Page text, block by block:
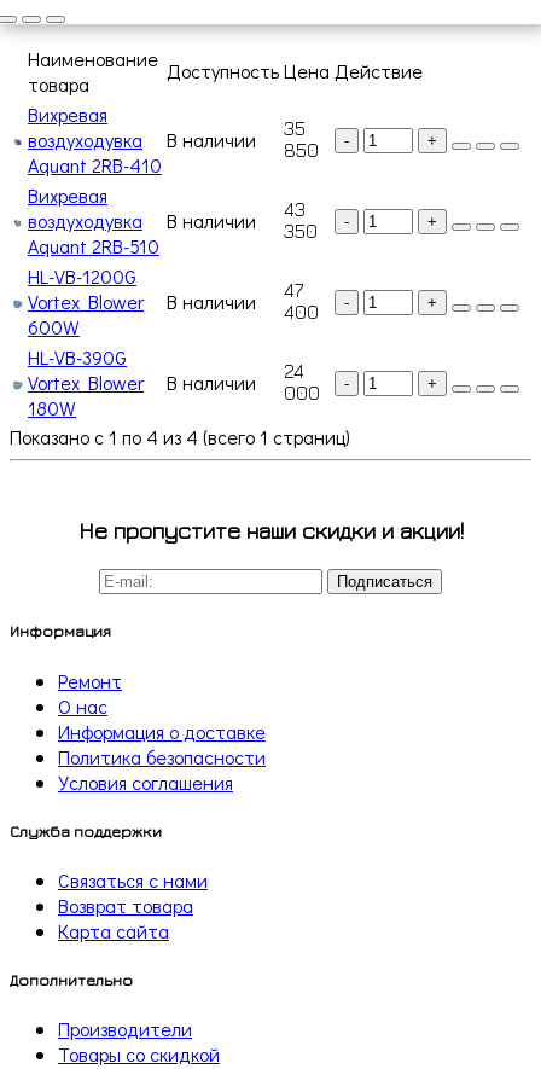
Наименование
товара
ДоступностьЦена Действие
Вихревая
воздуходувка
Aquant 2RB-410
В наличии
35
850
- +
Вихревая
воздуходувка
Aquant 2RB-510
В наличии
43
350
- +
HL-VB-1200G
Vortex Blower
600W
В наличии
47
400
- +
HL-VB-390G
Vortex Blower
180W
В наличии
24
000
- +
Показано с 1 по 4 из 4 (всего 1 страниц)
Не пропустите наши скидки и акции!
Подписаться
Информация
Ремонт
О нас
Информация о доставке
Политика безопасности
Условия соглашения
Служба поддержки
Связаться с нами
Возврат товара
Карта сайта
Дополнительно
Производители
Товары со скидкой